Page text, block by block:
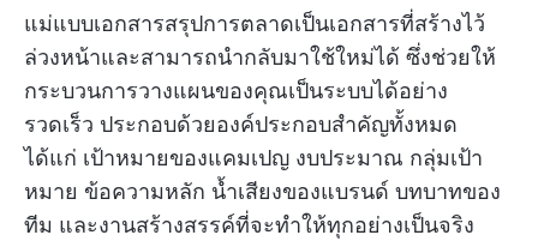
แม่แบบเอกสารสรุปการตลาดเป็นเอกสารที่สร้างไว้
ล่วงหน้าและสามารถนำกลับมาใช้ใหม่ได้ ซึ่งช่วยให้
กระบวนการวางแผนของคุณเป็นระบบได้อย่าง
รวดเร็ว ประกอบด้วยองค์ประกอบสำคัญทั้งหมด
ได้แก่ เป้าหมายของแคมเปญ งบประมาณ กลุ่มเป้า
หมาย ข้อความหลัก น้ำเสียงของแบรนด์ บทบาทของ
ทีม และงานสร้างสรรค์ที่จะทำให้ทุกอย่างเป็นจริง